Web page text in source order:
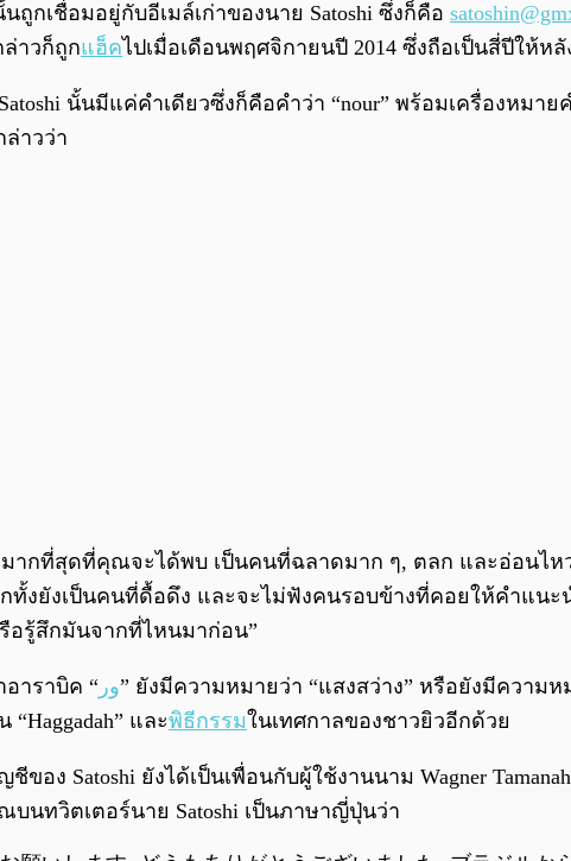
กเชื่อมอยู่กับอีเมล์เก่าของนาย Satoshi ซึ่งก็คือ
ล่าวก็ถูกแฮ็คไปเมื่อเดือนพฤศจิกายนปี 2014 ซึ่งถือเป็นสี่ปีให้
นั้นมีแค่คำเดียวซึ่งก็คือคำว่า “nour” พร้อมเครื่องหม
ล่าวว่า
ากที่สุดที่คุณจะได้พบ เป็นคนที่ฉลาดมาก ๆ, ตลก และอ่อนไ
กทั้งยังเป็นคนที่ดื้อดึง และจะไม่ฟังคนรอบข้างที่คอยให้คำ
อรู้สึกมันจากที่ไหนมาก่อน”
อาราบิค “ ور” ยังมีความหมายว่า “แสงสว่าง” หรือยังมีความห
และพิธีกรรมในเทศกาลของชาวยิวอีกด้วย
ของ Satoshi ยังได้เป็นเพื่อนกับผู้ใช้งานนาม Wagner
บนทวิตเตอร์นาย Satoshi เป็นภาษาญี่ปุ่นว่า